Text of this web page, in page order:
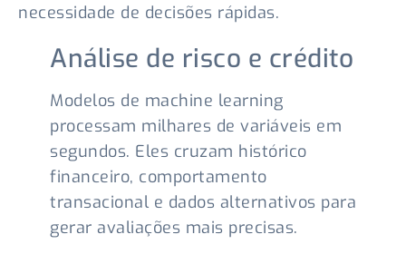
necessidade de decisões rápidas.
Análise de risco e crédito
Modelos de machine learning
processam milhares de variáveis em
segundos. Eles cruzam histórico
financeiro, comportamento
transacional e dados alternativos para
gerar avaliações mais precisas.